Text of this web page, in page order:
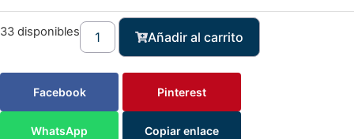
33 disponibles Añadir al carrito
Facebook Pinterest
WhatsApp Copiar enlace